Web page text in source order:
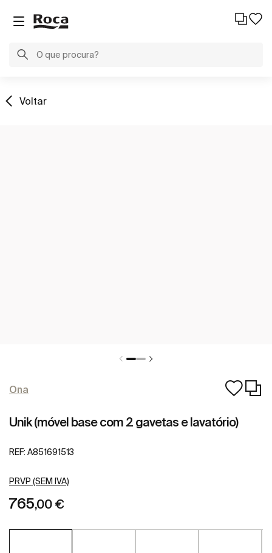
Voltar
Ona
Unik (móvel base com 2 gavetas e lavatório)
REF: A851691513
PRVP (SEM IVA)
765,00 €